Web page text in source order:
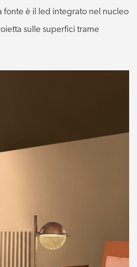
fonte è il led integrato nel nucleo
sulle superfici trame